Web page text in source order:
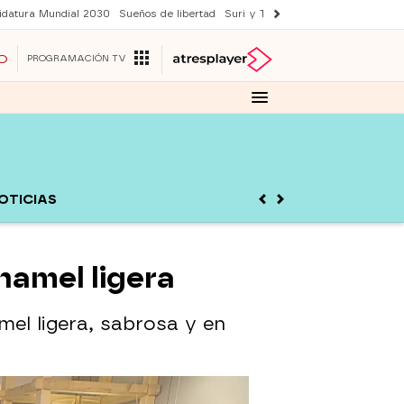
Mundial 2030 Sueños de libertad Suri y Tom Cruise
PROGRAMACIÓN TV
ligera
ligera, sabrosa y en